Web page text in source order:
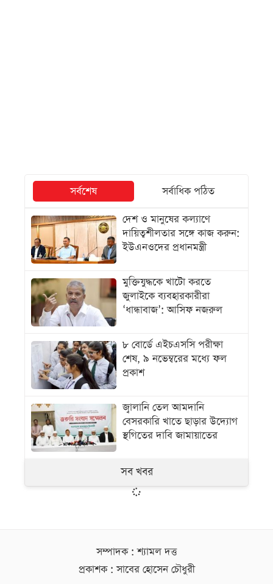
সর্বশেষ
সর্বাধিক পঠিত
দেশ ও মানুষের কল্যাণে
দায়িত্বশীলতার সঙ্গে কাজ করুন:
ইউএনওদের প্রধানমন্ত্রী
মুক্তিযুদ্ধকে খাটো করতে
জুলাইকে ব্যবহারকারীরা
‘ধান্ধাবাজ’: আসিফ নজরুল
৮ বোর্ডে এইচএসসি পরীক্ষা
শেষ, ৯ নভেম্বরের মধ্যে ফল
প্রকাশ
জ্বালানি তেল আমদানি
বেসরকারি খাতে ছাড়ার উদ্যোগ
স্থগিতের দাবি জামায়াতের
সব খবর
সম্পাদক : শ্যামল দত্ত
প্রকাশক : সাবের হোসেন চৌধুরী